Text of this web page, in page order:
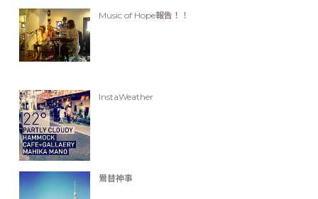
Music of Hope報告！！
InstaWeather
鷽替神事